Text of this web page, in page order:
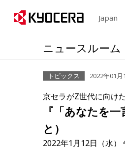
Japan
ニュースルーム
トピックス 2022年01月
京セラがZ世代に向け
『「あなたを
と）
2022年1月12日（水）